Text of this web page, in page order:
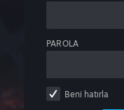
PAROLA
Beni hatırla